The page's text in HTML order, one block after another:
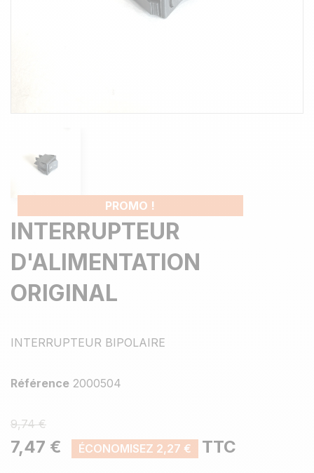
PROMO !
INTERRUPTEUR
D'ALIMENTATION
ORIGINAL
INTERRUPTEUR BIPOLAIRE
Référence 2000504
9,74 €
7,47 € ÉCONOMISEZ 2,27 € TTC